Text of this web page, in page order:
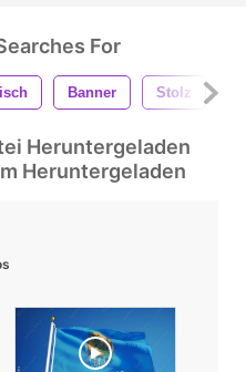
For
Banner Stolz
Heruntergeladen
Heruntergeladen